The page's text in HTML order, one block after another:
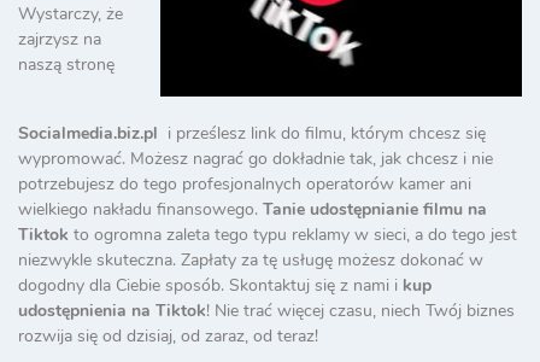
Wystarczy, że
zajrzysz na
naszą stronę
Socialmedia.biz.pl i prześlesz link do filmu, którym chcesz się
wypromować. Możesz nagrać go dokładnie tak, jak chcesz i nie
potrzebujesz do tego profesjonalnych operatorów kamer ani
wielkiego nakładu finansowego. Tanie udostępnianie filmu na
Tiktok to ogromna zaleta tego typu reklamy w sieci, a do tego jest
niezwykle skuteczna. Zapłaty za tę usługę możesz dokonać w
dogodny dla Ciebie sposób. Skontaktuj się z nami i kup
udostępnienia na Tiktok! Nie trać więcej czasu, niech Twój biznes
rozwija się od dzisiaj, od zaraz, od teraz!